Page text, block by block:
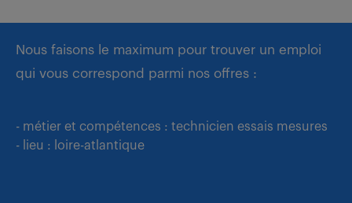
Nous faisons le maximum pour trouver un emploi
qui vous correspond parmi nos offres :
- métier et compétences : technicien essais mesures
- lieu : loire-atlantique